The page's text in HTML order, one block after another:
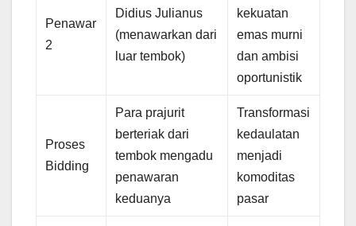
Penawar
2
Didius Julianus
(menawarkan dari
luar tembok)
kekuatan
emas murni
dan ambisi
oportunistik
Proses
Bidding
Para prajurit
berteriak dari
tembok mengadu
penawaran
keduanya
Transformasi
kedaulatan
menjadi
komoditas
pasar